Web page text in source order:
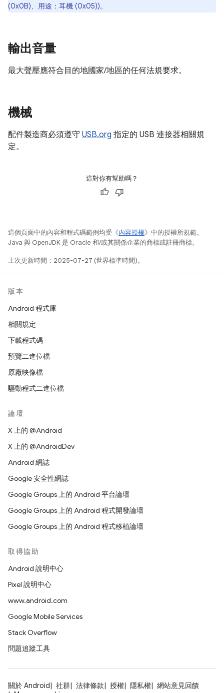
(0x0B)、用途：耳機 (0x05))。
輸出音量
最大聲壓應符合目的地國家/地區的任何法規要求。
機械
配件製造商必須遵守 USB.org 指定的 USB 連接器相關規
定。
這對你有幫助嗎？
這個頁面中的內容和程式碼範例均受《內容授權》中的授權所規範。
Java 與 OpenJDK 是 Oracle 和/或其關係企業的商標或註冊商標。
上次更新時間：2025-07-27 (世界標準時間)。
版本
Android 程式庫
相關規定
下載程式碼
預覽二進位檔
原廠映像檔
驅動程式二進位檔
論壇
X 上的 @Android
X 上的 @AndroidDev
Android 網誌
Google 安全性網誌
Google Groups 上的 Android 平台論壇
Google Groups 上的 Android 程式開發論壇
Google Groups 上的 Android 程式移植論壇
取得協助
Android 說明中心
Pixel 說明中心
www.android.com
Google Mobile Services
Stack Overflow
問題追蹤工具
關於 Android 社群 法律條款 授權 隱私權
網站意見回饋